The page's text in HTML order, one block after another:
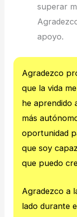
superar
apoyo.
Agradezco
que la vida
he aprendido
más
oportunidad
que soy
que puedo
Agradezco a
lado durante